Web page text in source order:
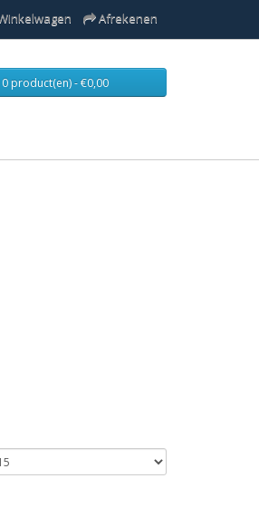
Afrekenen
0 product(en) - €0,00